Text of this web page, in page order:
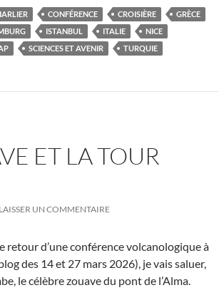
CONFÉRENCE CROISIÈRE
GRÈCE
ISTANBUL ITALIE
NICE
SCIENCES ET AVENIR TURQUIE
ET LA TOUR
LAISSER UN COMMENTAIRE
retour d’une conférence volcanologique à
des 14 et 27 mars 2026), je vais saluer,
le célèbre zouave du pont de l’Alma.